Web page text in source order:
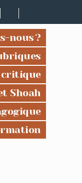
nous ?
critique
Shoah